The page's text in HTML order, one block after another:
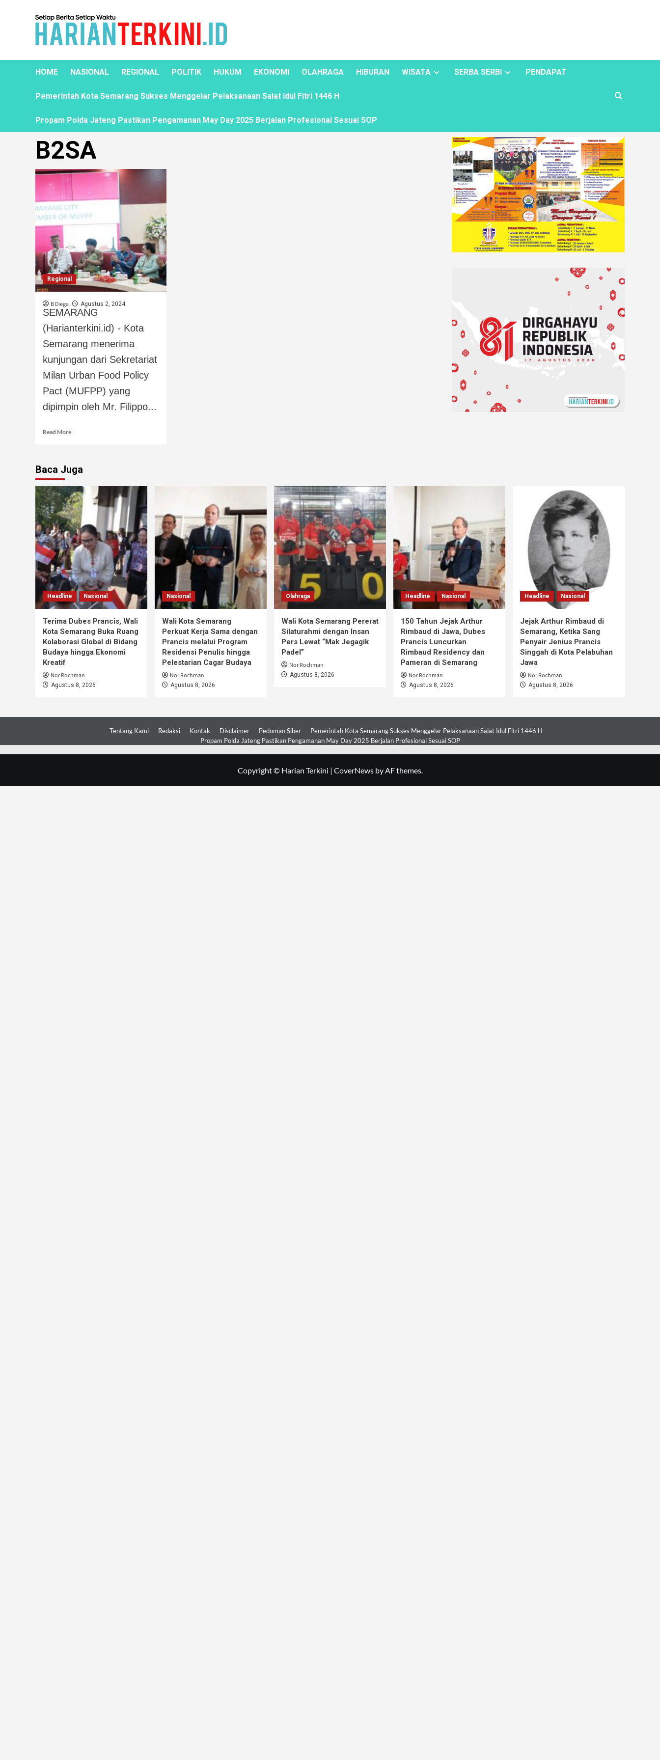
HOME NASIONAL REGIONAL POLITIK HUKUM EKONOMI OLAHRAGA HIBURAN WISATA SERBA SERBI PENDAPAT
Pemerintah Kota Semarang Sukses Menggelar Pelaksanaan Salat Idul Fitri 1446 H
Propam Polda Jateng Pastikan Pengamanan May Day 2025 Berjalan Profesional Sesuai SOP
B2SA
Regional
B Diega Agustus 2, 2024
SEMARANG
(Harianterkini.id) - Kota
Semarang menerima
kunjungan dari Sekretariat
Milan Urban Food Policy
Pact (MUFPP) yang
dipimpin oleh Mr. Filippo...
Read More
Baca Juga
Headline Nasional
Terima Dubes Prancis, Wali
Kota Semarang Buka Ruang
Kolaborasi Global di Bidang
Budaya hingga Ekonomi
Kreatif
Nor Rochman
Agustus 8, 2026
Nasional
Wali Kota Semarang
Perkuat Kerja Sama dengan
Prancis melalui Program
Residensi Penulis hingga
Pelestarian Cagar Budaya
Nor Rochman
Agustus 8, 2026
Olahraga
Wali Kota Semarang Pererat
Silaturahmi dengan Insan
Pers Lewat “Mak Jegagik
Padel”
Nor Rochman
Agustus 8, 2026
Headline Nasional
150 Tahun Jejak Arthur
Rimbaud di Jawa, Dubes
Prancis Luncurkan
Rimbaud Residency dan
Pameran di Semarang
Nor Rochman
Agustus 8, 2026
Headline Nasional
Jejak Arthur Rimbaud di
Semarang, Ketika Sang
Penyair Jenius Prancis
Singgah di Kota Pelabuhan
Jawa
Nor Rochman
Agustus 8, 2026
Tentang Kami Redaksi Kontak Disclaimer Pedoman Siber
Pemerintah Kota Semarang Sukses Menggelar Pelaksanaan Salat Idul Fitri 1446 H
Propam Polda Jateng Pastikan Pengamanan May Day 2025 Berjalan Profesional Sesuai SOP
Copyright © Harian Terkini | CoverNewsby AF themes.